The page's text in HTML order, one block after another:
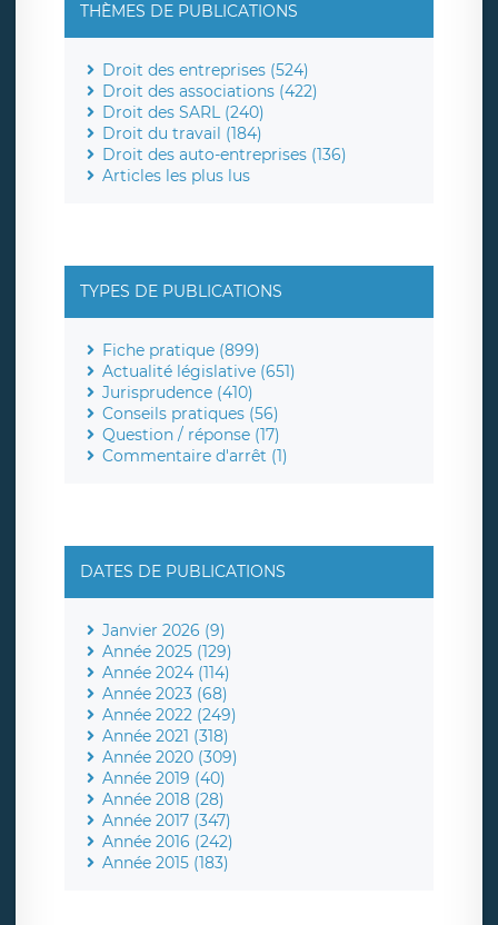
THÈMES DE PUBLICATIONS
Droit des entreprises (524)
Droit des associations (422)
Droit des SARL (240)
Droit du travail (184)
Droit des auto-entreprises (136)
Articles les plus lus
TYPES DE PUBLICATIONS
Fiche pratique (899)
Actualité législative (651)
Jurisprudence (410)
Conseils pratiques (56)
Question / réponse (17)
Commentaire d'arrêt (1)
DATES DE PUBLICATIONS
Janvier 2026 (9)
Année 2025 (129)
Année 2024 (114)
Année 2023 (68)
Année 2022 (249)
Année 2021 (318)
Année 2020 (309)
Année 2019 (40)
Année 2018 (28)
Année 2017 (347)
Année 2016 (242)
Année 2015 (183)